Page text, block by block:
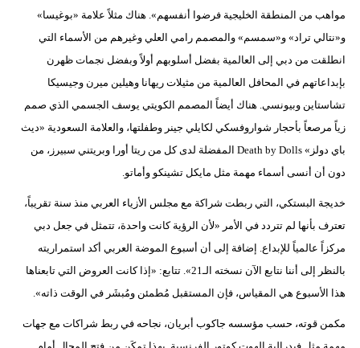
مواهب من المنطقة الخليجية فرضوا أنفسهم». هناك مثلاً علامة «بوغيسا»
و«نتالي تراد» و«سمسم» والمصمم رامي العلي وغيرهم من الأسماء التي
انطلقت من دبي إلى العالمية بفضل أسلوبهم أولاً وبفضل نجمات ظهرن
بإبداعاتهم في المحافل العالمية من مثيلات ريهانا وهيلين ميرن وجيسيكا
تشاستاين وبيونسي. هناك أيضاً المصمم الكويتي يوسف الجسمي الذي صمم
زياً مرصعاً بأحجار شواروفسكي لكايلي جينر وطفلتها، والعلامة السعودية «ديث
باي دولز» Death by Dolls المفضلة لدى كل من ريتا أورا وبريتني سبيرز، من
دون أن أنسى أسماء مهمة مثل مايكل تشينكو وأماتو.
خديجة البستكي، التي ربطت شراكة مع مجلس الأزياء العربي منذ سنة تقريباً،
تعترف بأنها لم تتردد في الأمر «لأن الرؤية كانت واحدة، تتمثل في جعل دبي
مركزاً عالمياً للإبداع. إضافة إلى أن أسبوع الموضة العربي أكد استمراريته
بالنظر إلى أننا نتابع الآن نسخته الـ21». تتابع: «إذا كانت العروض التي تابعناها
هذا الأسبوع هي المقياس، فإن المستقبل مُطمئن ومُبشَر في الوقت ذاته».
مكمن قوته، حسب مؤسسه جاكوب أبريان، نجاحه في ربط شراكات مع جهات